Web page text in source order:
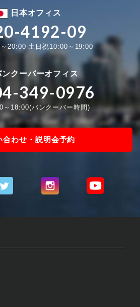
日本オフィス
4192-09
20:00 土日祝10:00～19:00
ンクーバーオフィス
349-0976
～18:00(バンクーバー時間)
合わせ・説明会予約